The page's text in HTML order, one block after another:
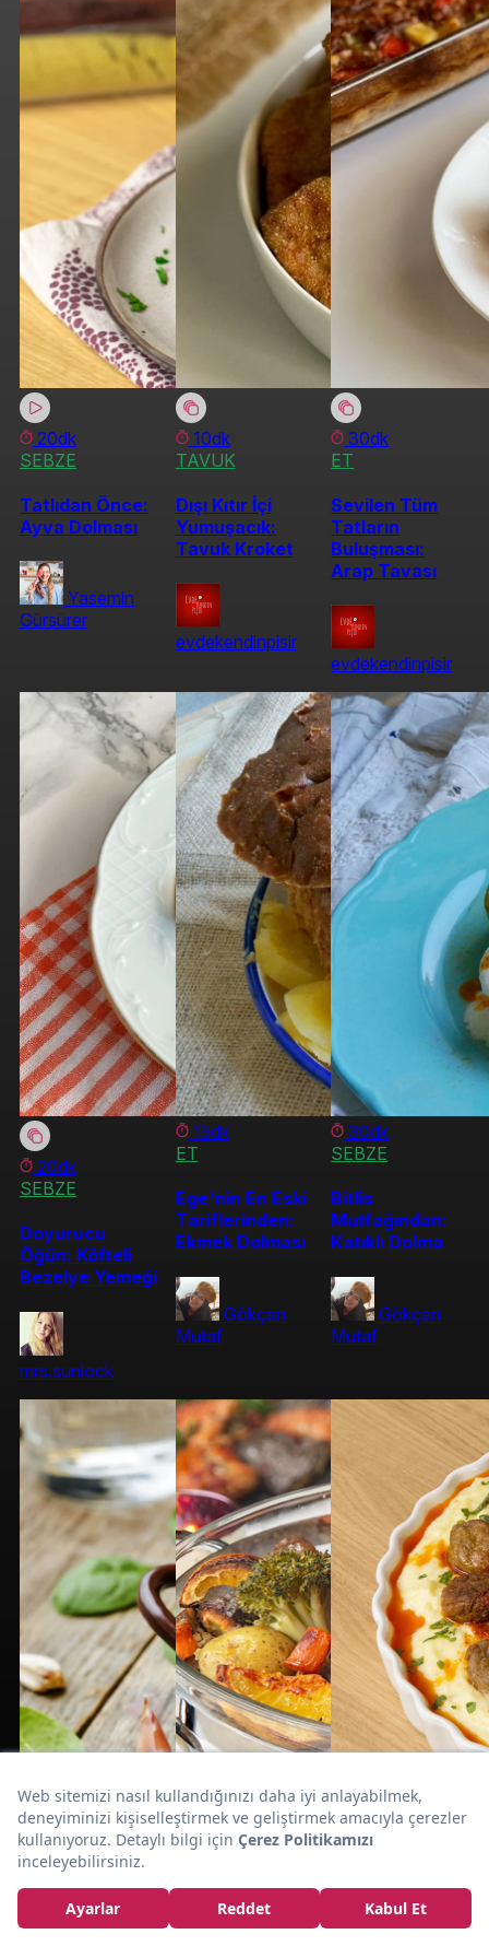
Sofraların En Tanıdık Simalarından:
Çiftlik Kebabı Tarifi
20dk
SEBZE
Tatlıdan Önce:
Ayva Dolması
Yasemin
Gürsürer
10dk
TAVUK
Dışı Kıtır İçi
Yumuşacık:
Tavuk Kroket
evdekendinpisir
30dk
ET
Sevilen Tüm
Tatların
Buluşması:
Arap Tavası
evdekendinpisir
20dk
SEBZE
Doyurucu
Öğün: Köfteli
Bezelye Yemeği
mrs.sunlock
15dk
ET
Ege'nin En Eski
Tariflerinden:
Ekmek Dolması
Gökçen
Mutaf
30dk
SEBZE
Bitlis
Mutfağından:
Katıklı Dolma
Gökçen
Mutaf
20dk
SEBZE
Yeşil Güç: Pazı
Yemeği
TAVUK
ET